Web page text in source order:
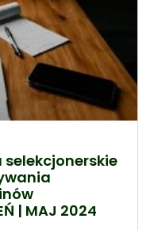
| MAJ 2024